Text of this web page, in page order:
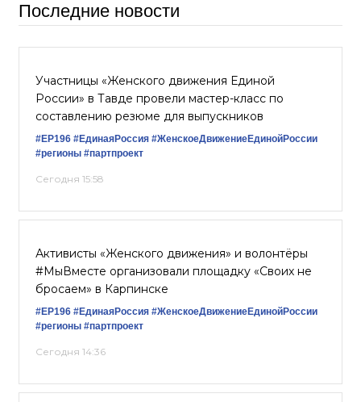
Последние новости
Участницы «Женского движения Единой
России» в Тавде провели мастер-класс по
составлению резюме для выпускников
#ЕР196 #‎ЕдинаяРоссия #ЖенскоеДвижениеЕдинойРоссии
#регионы #партпроект
Сегодня 15:58
Активисты «Женского движения» и волонтёры
#МыВместе организовали площадку «Своих не
бросаем» в Карпинске
#ЕР196 #‎ЕдинаяРоссия #ЖенскоеДвижениеЕдинойРоссии
#регионы #партпроект
Сегодня 14:36